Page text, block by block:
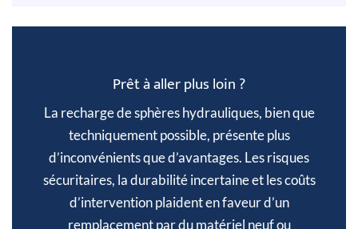
Prêt à aller plus loin ?
La recharge de sphères hydrauliques, bien que
techniquement possible, présente plus
d’inconvénients que d’avantages. Les risques
sécuritaires, la durabilité incertaine et les coûts
d’intervention plaident en faveur d’un
remplacement par du matériel neuf ou